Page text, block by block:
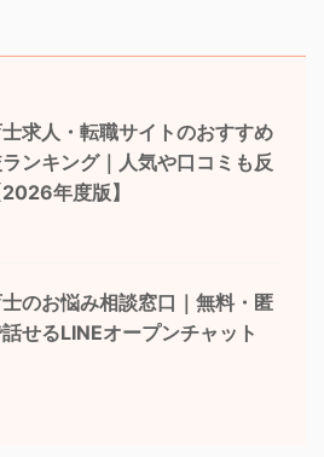
求人・転職サイトのおすすめ
ランキング｜人気や口コミも反
年度版】
のお悩み相談窓口｜無料・匿
せるLINEオープンチャット